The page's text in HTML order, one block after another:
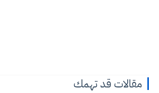
مقالات قد تهمك